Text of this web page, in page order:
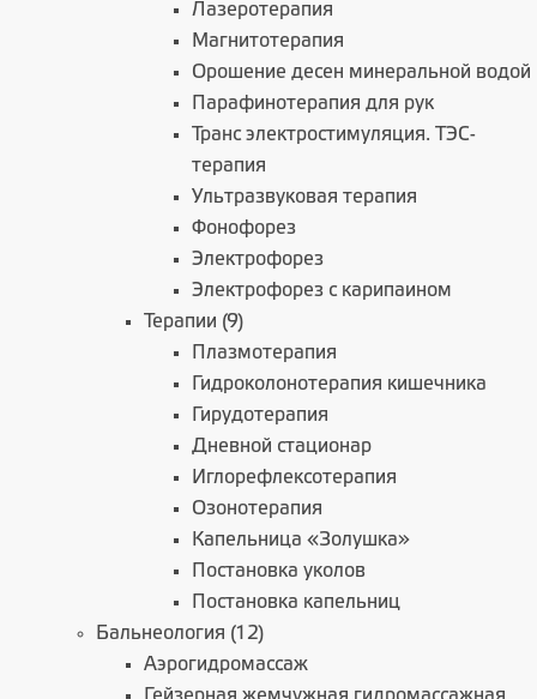
Лазеротерапия
Магнитотерапия
Орошение десен минеральной водой
Парафинотерапия для рук
Транс электростимуляция. ТЭС-
терапия
Ультразвуковая терапия
Фонофорез
Электрофорез
Электрофорез с карипаином
Терапии (9)
Плазмотерапия
Гидроколонотерапия кишечника
Гирудотерапия
Дневной стационар
Иглорефлексотерапия
Озонотерапия
Капельница «Золушка»
Постановка уколов
Постановка капельниц
Бальнеология (12)
Аэрогидромассаж